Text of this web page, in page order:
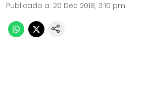
Publicado a: 20 Dec 2018, 3:10 pm